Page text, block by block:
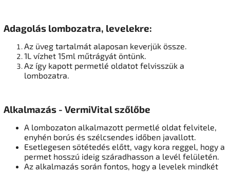
Adagolás lombozatra, levelekre:
Az üveg tartalmát alaposan keverjük össze.
1L vízhet 15ml műtrágyát öntünk.
Az így kapott permetlé oldatot felvisszük a
lombozatra.
Alkalmazás - VermiVital szőlőbe
A lombozaton alkalmazott permetlé oldat felvitele,
enyhén borús és szélcsendes időben javallott.
Esetlegesen sötétedés előtt, vagy kora reggel, hogy a
permet hosszú ideig száradhasson a levél felületén.
Az alkalmazás során fontos, hogy a levelek mindkét